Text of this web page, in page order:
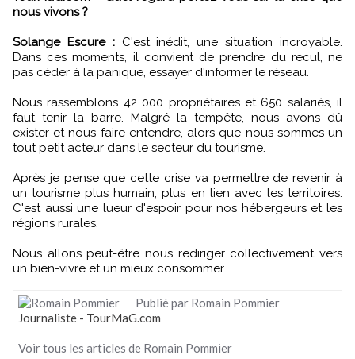
nous vivons ?
Solange Escure :C'est inédit, une situation incroyable.
Dans ces moments, il convient de prendre du recul, ne
pas céder à la panique, essayer d'informer le réseau.
Nous rassemblons 42 000 propriétaires et 650 salariés, il
faut tenir la barre. Malgré la tempête, nous avons dû
exister et nous faire entendre, alors que nous sommes un
tout petit acteur dans le secteur du tourisme.
Après je pense que cette crise va permettre de revenir à
un tourisme plus humain, plus en lien avec les territoires.
C'est aussi une lueur d'espoir pour nos hébergeurs et les
régions rurales.
Nous allons peut-être nous rediriger collectivement vers
un bien-vivre et un mieux consommer.
Publié par Romain Pommier
Journaliste - TourMaG.com
Voir tous les articles de Romain Pommier